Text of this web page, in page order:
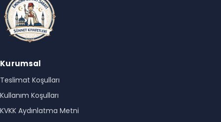
Kurumsal
Teslimat Koşulları
Kullanım Koşulları
KVKK Aydınlatma Metni